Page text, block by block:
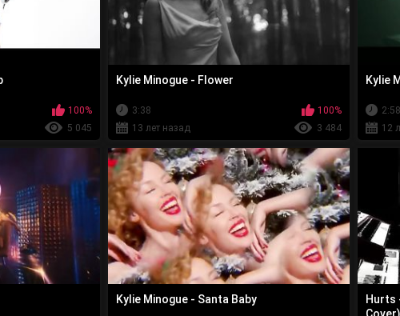
100%
5 045
Kylie Minogue - Flower
3:38
100%
13 лет назад
3 484
Kylie
2:58
12
Kylie Minogue - Santa Baby
Hurts
Cover)